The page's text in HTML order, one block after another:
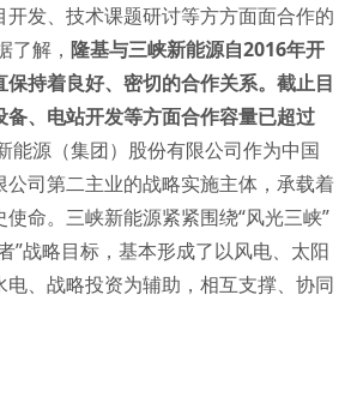
开发、技术课题研讨等方方面面合作的
了解， 隆基与三峡新能源自2016年开
保持着良好、密切的合作关系。截止目
备、电站开发等方面合作容量已超过
能源（集团）股份有限公司作为中国
公司第二主业的战略实施主体，承载着
命。三峡新能源紧紧围绕“风光三峡”
”战略目标，基本形成了以风电、太阳
电、战略投资为辅助，相互支撑、协同